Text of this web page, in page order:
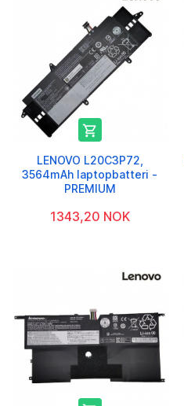

LENOVO L20C3P72,
3564mAh laptopbatteri -
PREMIUM
1343,20 NOK